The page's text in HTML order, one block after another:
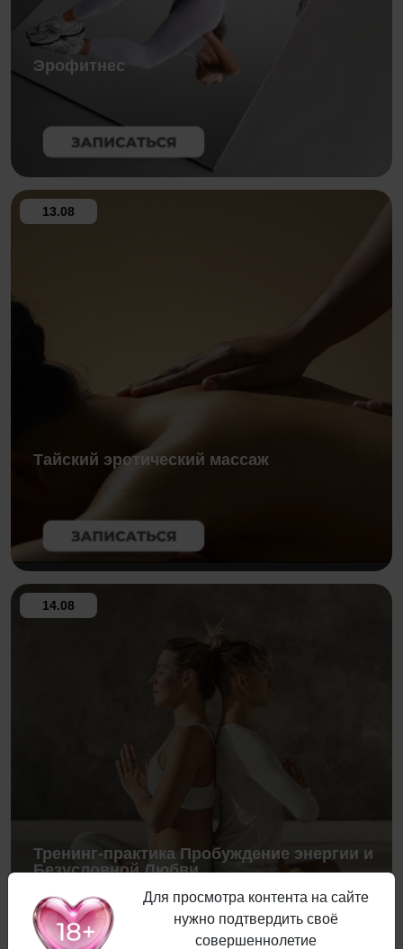
Эрофитнес
Тайский эротический массаж
13.08
Тренинг-практика Пробуждение энергии и
Безусловной Любви
14.08
Для просмотра контента на сайте
нужно подтвердить своё
совершеннолетие